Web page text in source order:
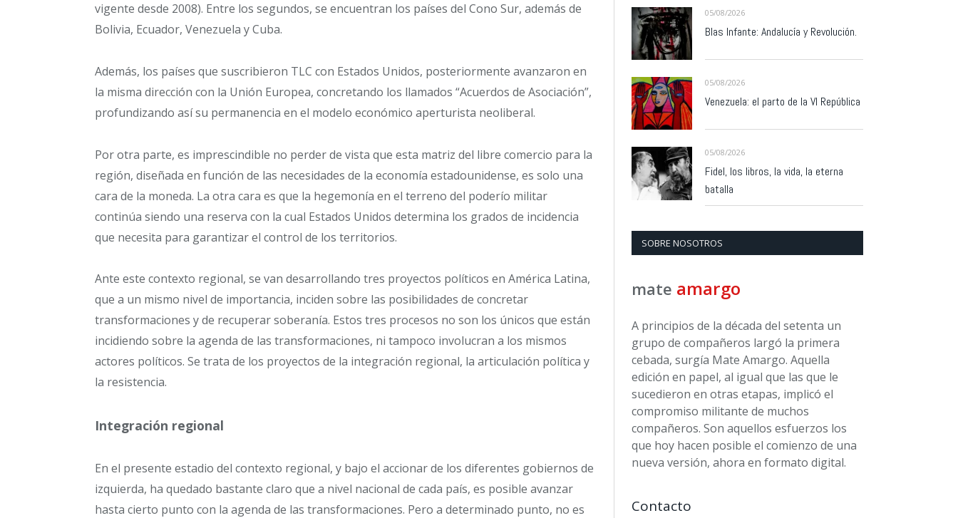
vigente desde 2008). Entre los segundos, se encuentran los países del Cono Sur, además de
Bolivia, Ecuador, Venezuela y Cuba.
Además, los países que suscribieron TLC con Estados Unidos, posteriormente avanzaron en
la misma dirección con la Unión Europea, concretando los llamados “Acuerdos de Asociación”,
profundizando así su permanencia en el modelo económico aperturista neoliberal.
Por otra parte, es imprescindible no perder de vista que esta matriz del libre comercio para la
región, diseñada en función de las necesidades de la economía estadounidense, es solo una
cara de la moneda. La otra cara es que la hegemonía en el terreno del poderío militar
continúa siendo una reserva con la cual Estados Unidos determina los grados de incidencia
que necesita para garantizar el control de los territorios.
Ante este contexto regional, se van desarrollando tres proyectos políticos en América Latina,
que a un mismo nivel de importancia, inciden sobre las posibilidades de concretar
transformaciones y de recuperar soberanía. Estos tres procesos no son los únicos que están
incidiendo sobre la agenda de las transformaciones, ni tampoco involucran a los mismos
actores políticos. Se trata de los proyectos de la integración regional, la articulación política y
la resistencia.
Integración regional
En el presente estadio del contexto regional, y bajo el accionar de los diferentes gobiernos de
izquierda, ha quedado bastante claro que a nivel nacional de cada país, es posible avanzar
hasta cierto punto con la agenda de las transformaciones. Pero a determinado punto, no es
05/08/2026
Blas Infante: Andalucía y Revolución.
05/08/2026
Venezuela: el parto de la VI República
05/08/2026
Fidel, los libros, la vida, la eterna
batalla
SOBRE NOSOTROS
mate amargo
A principios de la década del setenta un
grupo de compañeros largó la primera
cebada, surgía Mate Amargo. Aquella
edición en papel, al igual que las que le
sucedieron en otras etapas, implicó el
compromiso militante de muchos
compañeros. Son aquellos esfuerzos los
que hoy hacen posible el comienzo de una
nueva versión, ahora en formato digital.
Contacto